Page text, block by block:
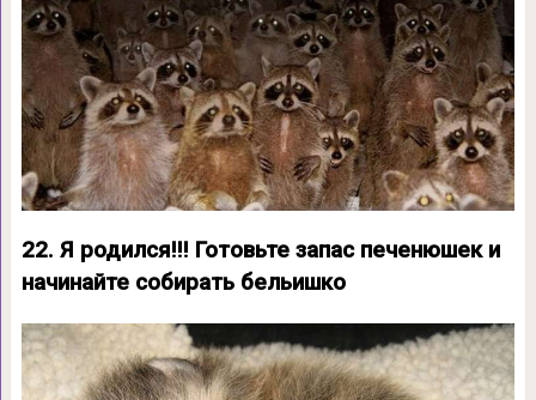
22. Я родился!!! Готовьте запас печенюшек и
начинайте собирать бельишко